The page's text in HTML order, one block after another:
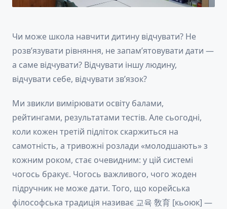
Чи може школа навчити дитину відчувати? Не
розв’язувати рівняння, не запам’ятовувати дати —
а саме відчувати? Відчувати іншу людину,
відчувати себе, відчувати зв’язок?
Ми звикли вимірювати освіту балами,
рейтингами, результатами тестів. Але сьогодні,
коли кожен третій підліток скаржиться на
самотність, а тривожні розлади «молодшають» з
кожним роком, стає очевидним: у цій системі
чогось бракує. Чогось важливого, чого жоден
підручник не може дати. Того, що корейська
філософська традиція називає 교육 敎育 [кьоюк] —